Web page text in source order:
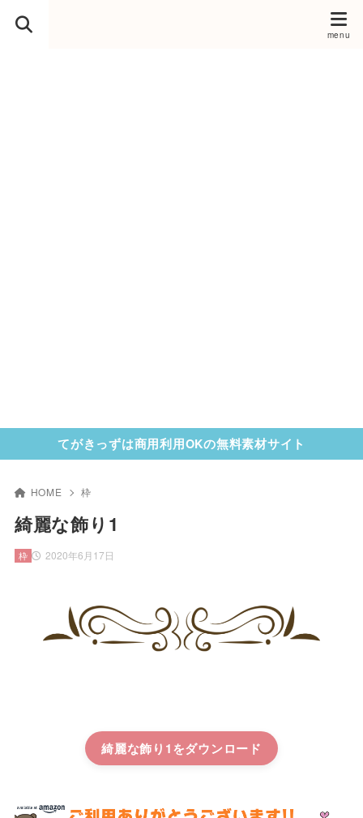
てがきっずは商用利用OKの無料素材サイト
HOME 枠
綺麗な飾り1
2020年6月17日
枠
綺麗な飾り1